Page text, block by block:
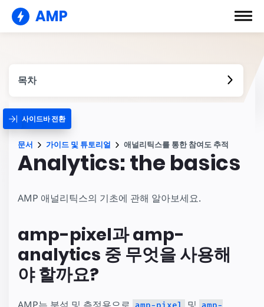
AMP
목차
사이드바 전환
문서 가이드 및 튜토리얼 애널리틱스를 통한 참여도 추적
Analytics: the basics
AMP 애널리틱스의 기초에 관해 알아보세요.
amp-pixel과 amp-
analytics 중 무엇을 사용해
야 할까요?